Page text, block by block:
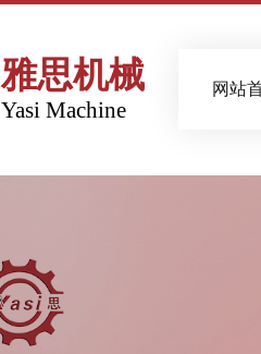
雅思机械
Yasi Machine
网站